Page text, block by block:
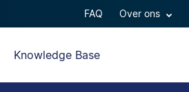
FAQ Over ons
Knowledge Base